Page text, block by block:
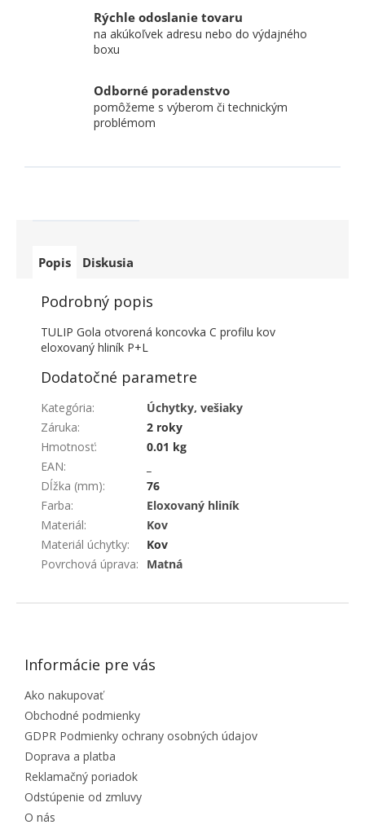
Rýchle odoslanie tovaru
na akúkoľvek adresu nebo do výdajného
boxu
Odborné poradenstvo
pomôžeme s výberom či technickým
problémom
Popis Diskusia
Podrobný popis
TULIP Gola otvorená koncovka C profilu kov
eloxovaný hliník P+L
Dodatočné parametre
Kategória:
Úchytky, vešiaky
Záruka:
2 roky
Hmotnosť:
0.01 kg
EAN:
Dĺžka (mm):
76
Farba:
Eloxovaný hliník
Materiál:
Kov
Materiál úchytky:
Kov
Povrchová úprava: Matná
ZÁPÄTIE
Informácie pre vás
Ako nakupovať
Obchodné podmienky
GDPR Podmienky ochrany osobných údajov
Doprava a platba
Reklamačný poriadok
Odstúpenie od zmluvy
O nás